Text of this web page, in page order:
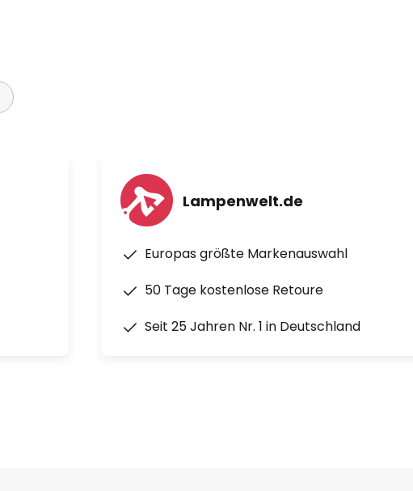
Lampenwelt.de
Europas größte Markenauswahl
50 Tage kostenlose Retoure
Seit 25 Jahren Nr. 1 in Deutschland